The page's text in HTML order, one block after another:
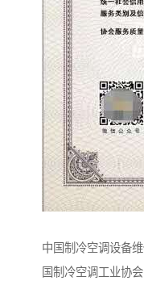
中国制冷空调设备
国制冷空调工业协